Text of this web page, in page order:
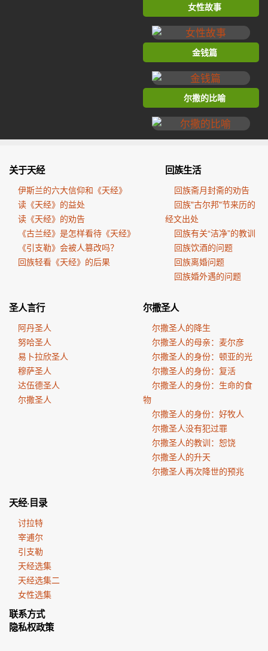
女性故事
金钱篇
尔撒的比喻
关于天经
伊斯兰的六大信仰和《天经》
读《天经》的益处
读《天经》的劝告
《古兰经》是怎样看待《天经》
《引支勒》会被人篡改吗？
回族轻看《天经》的后果
回族生活
回族斋月封斋的劝告
回族"古尔邦"节来历的
经文出处
回族有关“洁净”的教训
回族饮酒的问题
回族离婚问题
回族婚外遇的问题
圣人言行
阿丹圣人
努哈圣人
易卜拉欣圣人
穆萨圣人
达伍德圣人
尔撒圣人
尔撒圣人
尔撒圣人的降生
尔撒圣人的母亲：麦尔彦
尔撒圣人的身份：顿亚的光
尔撒圣人的身份：复活
尔撒圣人的身份：生命的食
物
尔撒圣人的身份：好牧人
尔撒圣人没有犯过罪
尔撒圣人的教训：恕饶
尔撒圣人的升天
尔撒圣人再次降世的预兆
天经·目录
讨拉特
宰逋尔
引支勒
天经选集
天经选集二
女性选集
联系方式
隐私权政策